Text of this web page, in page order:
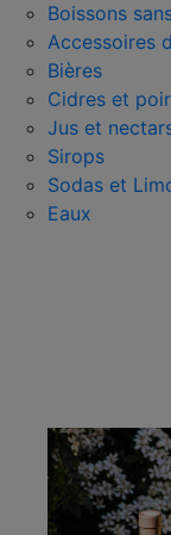
Boissons
Accessoires
Bières
Cidres et
Jus et
Sirops
Sodas et
Eaux